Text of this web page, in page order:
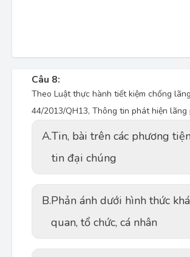
Câu 8:
Theo Luật thực hành tiết kiệm chống
44/2013/QH13, Thông tin phát hiện lãng
A.Tin, bài trên các phương
tin đại chúng
B.Phản ánh dưới hình thức
quan, tổ chức, cá nhân